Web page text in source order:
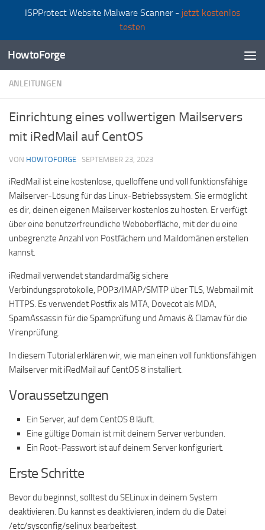
ISPProtect Website Malware Scanner - jetzt kostenlos
testen
Zum Inhalt springen
HowtoForge
ANLEITUNGEN
Einrichtung eines vollwertigen Mailservers
mit iRedMail auf CentOS
VON HOWTOFORGE · SEPTEMBER 23, 2023
iRedMail ist eine kostenlose, quelloffene und voll funktionsfähige
Mailserver-Lösung für das Linux-Betriebssystem. Sie ermöglicht
es dir, deinen eigenen Mailserver kostenlos zu hosten. Er verfügt
über eine benutzerfreundliche Weboberfläche, mit der du eine
unbegrenzte Anzahl von Postfächern und Maildomänen erstellen
kannst.
iRedmail verwendet standardmäßig sichere
Verbindungsprotokolle, POP3/IMAP/SMTP über TLS, Webmail mit
HTTPS. Es verwendet Postfix als MTA, Dovecot als MDA,
SpamAssassin für die Spamprüfung und Amavis & Clamav für die
Virenprüfung.
In diesem Tutorial erklären wir, wie man einen voll funktionsfähigen
Mailserver mit iRedMail auf CentOS 8 installiert.
Voraussetzungen
Ein Server, auf dem CentOS 8 läuft.
Eine gültige Domain ist mit deinem Server verbunden.
Ein Root-Passwort ist auf deinem Server konfiguriert.
Erste Schritte
Bevor du beginnst, solltest du SELinux in deinem System
deaktivieren. Du kannst es deaktivieren, indem du die Datei
/etc/sysconfig/selinux bearbeitest.